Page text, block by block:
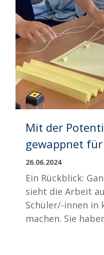
Mit der
gewappnet
26.06.2024
Ein Rückblick:
sieht die Arbeit
Schüler/-innen in
machen. Sie